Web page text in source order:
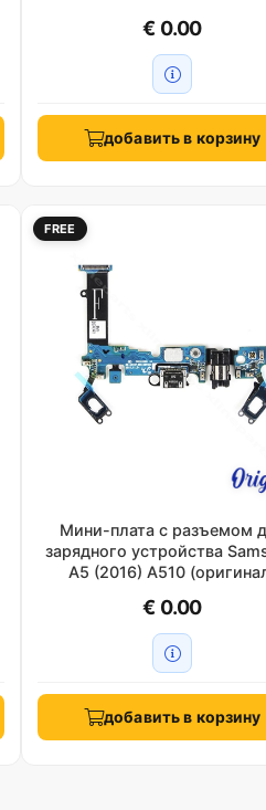
€ 0.00
добавить в корзину
FREE
Мини-плата с разъемом
зарядного устройства
A5 (2016) A510
€ 0.00
добавить в корзину